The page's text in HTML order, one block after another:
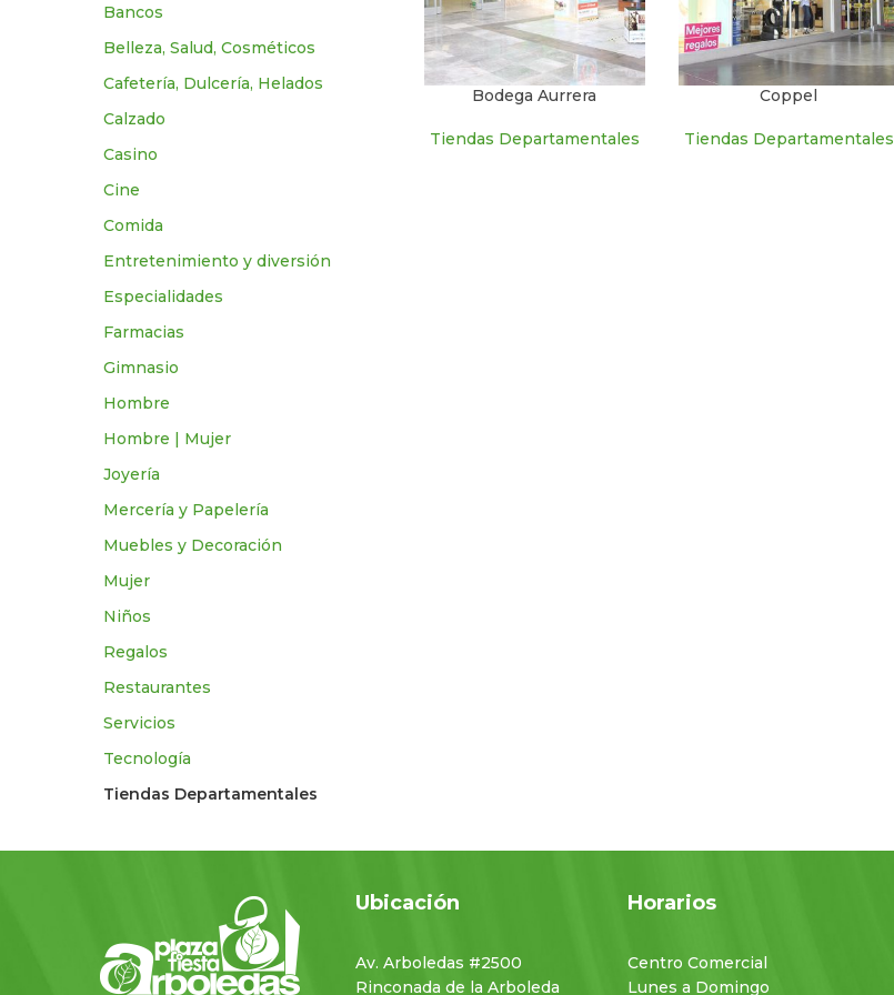
Bancos
Belleza, Salud, Cosméticos
Cafetería, Dulcería, Helados
Calzado
Casino
Cine
Comida
Entretenimiento y diversión
Especialidades
Farmacias
Gimnasio
Hombre
Hombre | Mujer
Joyería
Mercería y Papelería
Muebles y Decoración
Mujer
Niños
Regalos
Restaurantes
Servicios
Tecnologí­a
Tiendas Departamentales
Bodega Aurrera
Tiendas Departamentales
Coppel
Tiendas Departamentales
Ubicación
Av. Arboledas #2500
Rinconada de la Arboleda
Horarios
Centro Comercial
Lunes a Domingo